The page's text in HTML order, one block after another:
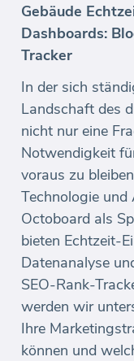
Gebäude
Dashboards:
Tracker
In der sich
Landschaft des
nicht nur eine
Notwendigkeit
voraus zu
Technologie
Octoboard als
bieten Echtzeit-
Datenanalyse
SEO-Rank-
werden wir
Ihre
können und